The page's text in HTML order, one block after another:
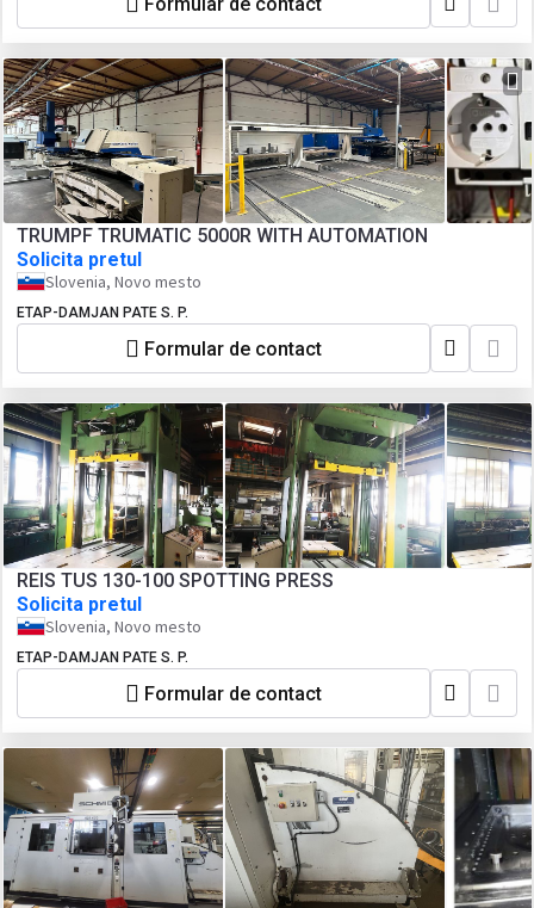
TRUMPF TRUMATIC 5000R WITH AUTOMATION
Solicita pretul
Slovenia, Novo mesto
ETAP-DAMJAN PATE S. P.
Formular de contact
REIS TUS 130-100 SPOTTING PRESS
Solicita pretul
Slovenia, Novo mesto
ETAP-DAMJAN PATE S. P.
Formular de contact